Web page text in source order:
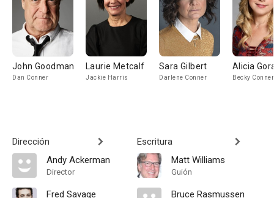
John Goodman
Dan Conner
Laurie Metcalf
Jackie Harris
Sara Gilbert
Darlene Conner
Alicia
Becky Conner
Dirección
Andy Ackerman
Director
Fred Savage
Escritura
Matt Williams
Guión
Bruce Rasmussen